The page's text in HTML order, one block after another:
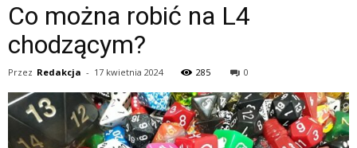
Co można robić na L4
chodzącym?
Przez Redakcja - 17 kwietnia 2024 285 0